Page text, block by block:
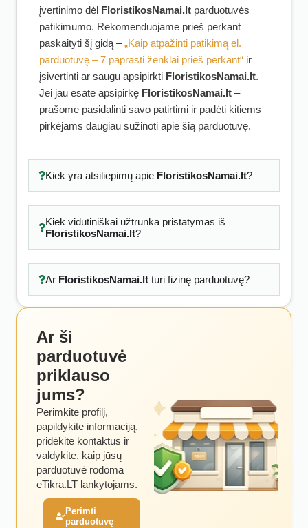
įvertinimo dėl FloristikosNamai.lt parduotuvės
patikimumo. Rekomenduojame prieš perkant
paskaityti šį gidą –„Kaip atpažinti patikimą el.
parduotuvę – 7 paprasti ženklai prieš perkant“ ir
įsivertinti ar saugu apsipirkti FloristikosNamai.lt.
Jei jau esate apsipirkę FloristikosNamai.lt –
prašome pasidalinti savo patirtimi ir padėti kitiems
pirkėjams daugiau sužinoti apie šią parduotuvę.
Kiek yra atsiliepimų apie FloristikosNamai.lt?
Kiek vidutiniškai užtrunka pristatymas iš
FloristikosNamai.lt?
Ar FloristikosNamai.ltturi fizinę parduotuvę?
Ar ši
parduotuvė
priklauso
jums?
Perimkite profilį,
papildykite informaciją,
pridėkite kontaktus ir
valdykite, kaip jūsų
parduotuvė rodoma
eTikra.LT lankytojams.
Perimti
parduotuvę